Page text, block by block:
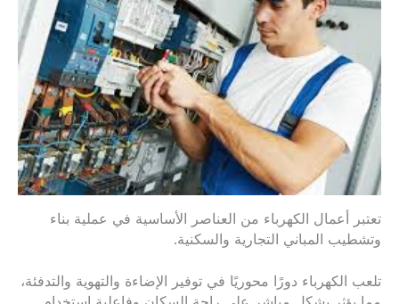
تعتبر أعمال الكهرباء من العناصر الأساسية في عملية بناء
وتشطيب المباني التجارية والسكنية.
تلعب الكهرباء دورًا محوريًا في توفير الإضاءة والتهوية والتدفئة،